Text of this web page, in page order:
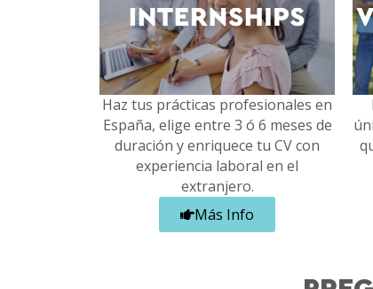
Haz tus prácticas profesionales en
España, elige entre 3 ó 6 meses de
duración y enriquece tu CV con
experiencia laboral en el
extranjero.
Más Info